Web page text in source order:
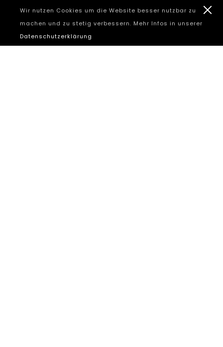
Wir nutzen Cookies um die Website besser nutzbar zu
machen und zu stetig verbessern. Mehr Infos in unserer
Datenschutzerklärung